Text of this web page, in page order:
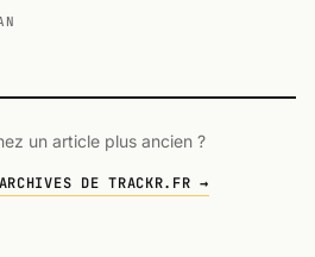
un article plus ancien ?
DE TRACKR.FR →